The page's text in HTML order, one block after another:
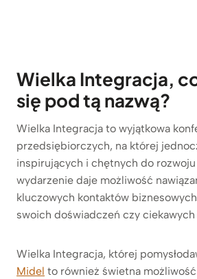
Wielka Integracja,
się pod tą nazwą?
Wielka Integracja to wyjątkowa
przedsiębiorczych, na której
inspirujących i chętnych do rozwoju
wydarzenie daje możliwość
kluczowych kontaktów
swoich doświadczeń czy
Wielka Integracja, której
Midel to również świetna